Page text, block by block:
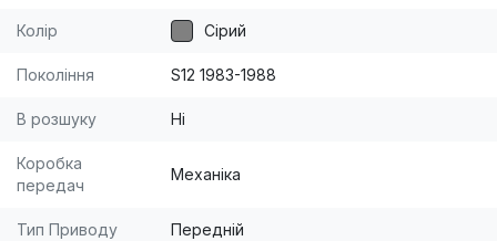
Колір Сірий
Покоління S12 1983-1988
В розшуку Ні
Коробка
передач
Механіка
Тип Приводу Передній